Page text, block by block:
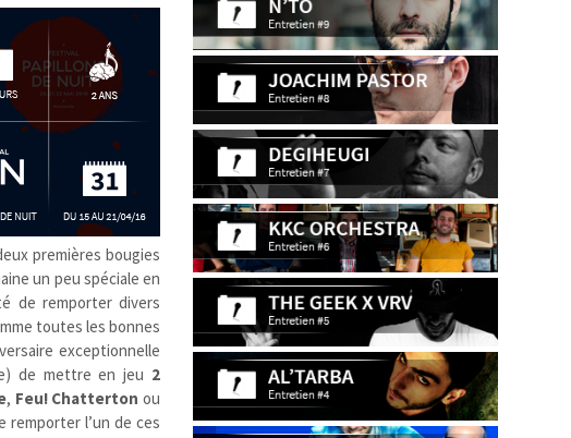
premières bougies
un peu spéciale en
de remporter divers
toutes les bonnes
exceptionnelle
de mettre en jeu 2
, Feu! Chatterton ou
remporter l’un de ces